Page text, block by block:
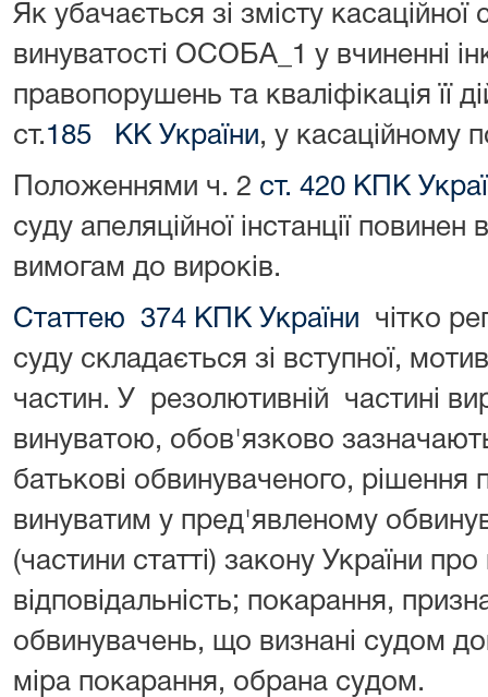
Як убачається зі змісту касаційної
винуватості ОСОБА_1 у вчиненні
правопорушень та кваліфікація її
ст.185 КК України, у касаційному
Положеннями ч. 2 ст. 420 КПК
суду апеляційної інстанції повинен
вимогам до вироків.
Статтею 374 КПК України чітко
суду складається зі вступної,
частин. У резолютивній частині
винуватою, обов'язково
батькові обвинуваченого, рішення
винуватим у пред'явленому
(частини статті) закону України
відповідальність; покарання,
обвинувачень, що визнані судом
міра покарання, обрана судом.